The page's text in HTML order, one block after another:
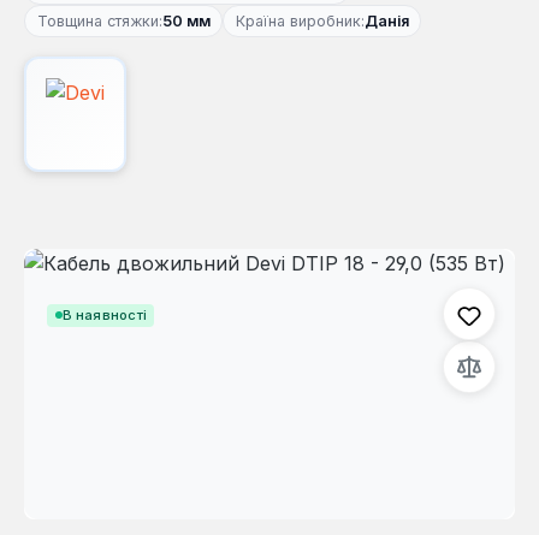
Товщина стяжки:50 мм Країна виробник:Данія
В наявності
Пропустити галерею зображень